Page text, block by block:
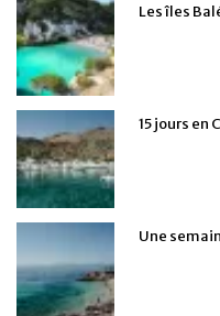
Les îles
15 jours en
Une